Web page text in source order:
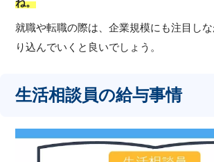
ね。
就職や転職の際は、企業規模にも注目し
り込んでいくと良いでしょう。
生活相談員の給与事情